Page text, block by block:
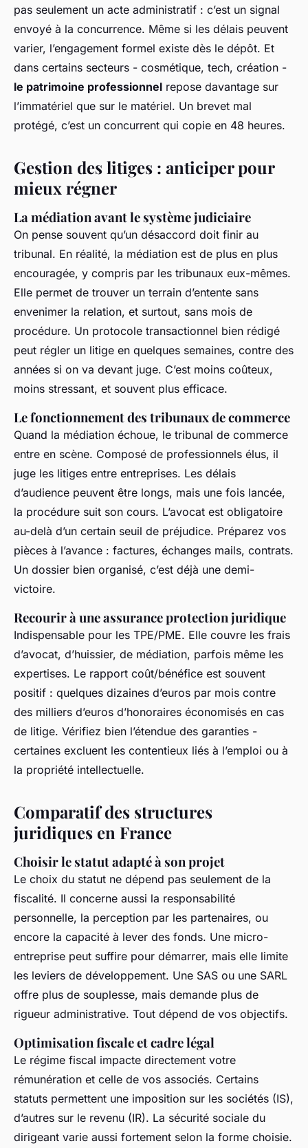
pas seulement un acte administratif : c’est un signal
envoyé à la concurrence. Même si les délais peuvent
varier, l’engagement formel existe dès le dépôt. Et
dans certains secteurs - cosmétique, tech, création -
le patrimoine professionnel repose davantage sur
l’immatériel que sur le matériel. Un brevet mal
protégé, c’est un concurrent qui copie en 48 heures.
Gestion des litiges : anticiper pour
mieux régner
La médiation avant le système judiciaire
On pense souvent qu’un désaccord doit finir au
tribunal. En réalité, la médiation est de plus en plus
encouragée, y compris par les tribunaux eux-mêmes.
Elle permet de trouver un terrain d’entente sans
envenimer la relation, et surtout, sans mois de
procédure. Un protocole transactionnel bien rédigé
peut régler un litige en quelques semaines, contre des
années si on va devant juge. C’est moins coûteux,
moins stressant, et souvent plus efficace.
Le fonctionnement des tribunaux de commerce
Quand la médiation échoue, le tribunal de commerce
entre en scène. Composé de professionnels élus, il
juge les litiges entre entreprises. Les délais
d’audience peuvent être longs, mais une fois lancée,
la procédure suit son cours. L’avocat est obligatoire
au-delà d’un certain seuil de préjudice. Préparez vos
pièces à l’avance : factures, échanges mails, contrats.
Un dossier bien organisé, c’est déjà une demi-
victoire.
Recourir à une assurance protection juridique
Indispensable pour les TPE/PME. Elle couvre les frais
d’avocat, d’huissier, de médiation, parfois même les
expertises. Le rapport coût/bénéfice est souvent
positif : quelques dizaines d’euros par mois contre
des milliers d’euros d’honoraires économisés en cas
de litige. Vérifiez bien l’étendue des garanties -
certaines excluent les contentieux liés à l’emploi ou à
la propriété intellectuelle.
Comparatif des structures
juridiques en France
Choisir le statut adapté à son projet
Le choix du statut ne dépend pas seulement de la
fiscalité. Il concerne aussi la responsabilité
personnelle, la perception par les partenaires, ou
encore la capacité à lever des fonds. Une micro-
entreprise peut suffire pour démarrer, mais elle limite
les leviers de développement. Une SAS ou une SARL
offre plus de souplesse, mais demande plus de
rigueur administrative. Tout dépend de vos objectifs.
Optimisation fiscale et cadre légal
Le régime fiscal impacte directement votre
rémunération et celle de vos associés. Certains
statuts permettent une imposition sur les sociétés (IS),
d’autres sur le revenu (IR). La sécurité sociale du
dirigeant varie aussi fortement selon la forme choisie.